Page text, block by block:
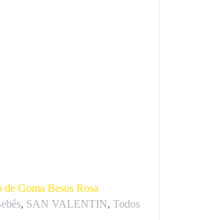
de Goma Besos Rosa
, SAN VALENTIN,Todos